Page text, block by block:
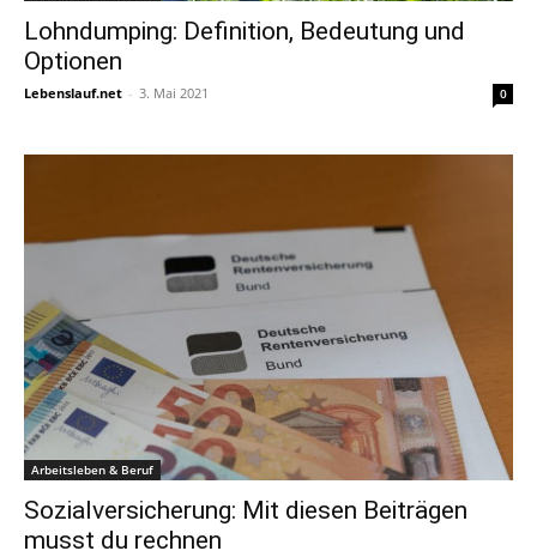
Lohndumping: Definition, Bedeutung und
Optionen
Lebenslauf.net - 3. Mai 2021 0
Arbeitsleben & Beruf
Sozialversicherung: Mit diesen Beiträgen
musst du rechnen